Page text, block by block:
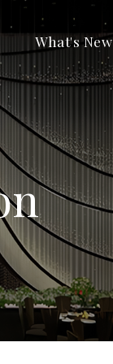
What's New